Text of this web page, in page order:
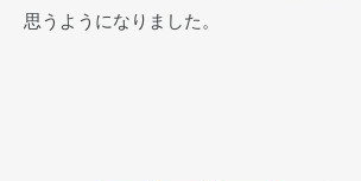
思うようになりました。